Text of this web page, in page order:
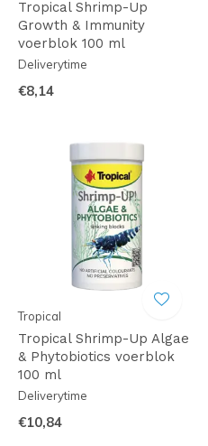
Tropical Shrimp-Up
Growth & Immunity
voerblok 100 ml
Deliverytime
€8,14
Tropical
Tropical Shrimp-Up Algae
& Phytobiotics voerblok
100 ml
Deliverytime
€10,84